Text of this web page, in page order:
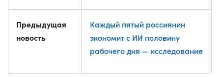
Предыдущая
новость
Каждый пятый россиянин
экономит с ИИ половину
рабочего дня — исследование